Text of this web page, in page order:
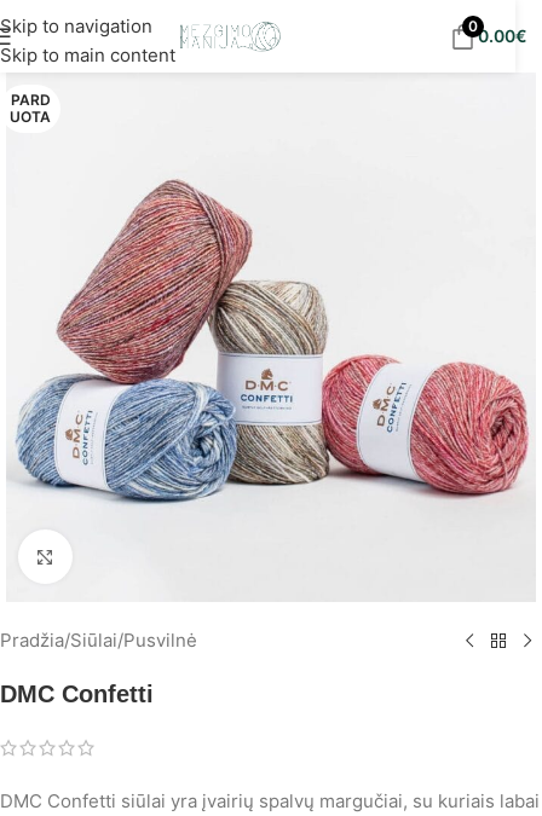
Skip to navigation
Skip to main content
eur!
00.00€
PARD
UOTA
Pradžia/Siūlai/Pusvilnė
DMC Confetti
DMC Confetti siūlai yra įvairių spalvų margučiai, su kuriais labai